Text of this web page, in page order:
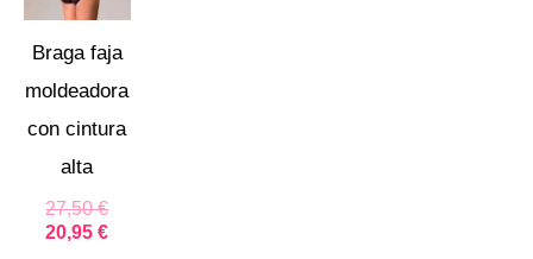
Braga faja
moldeadora
con cintura
alta
27,50€
20,95€